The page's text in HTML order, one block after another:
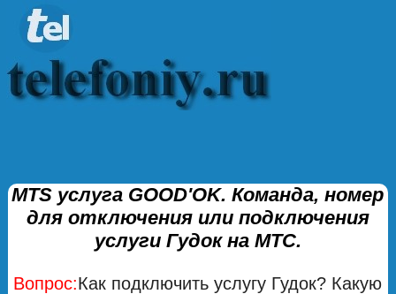
MTS услуга GOOD'OK. Команда, номер
для отключения или подключения
услуги Гудок на МТС.
Вопрос:Как подключить услугу Гудок? Какую